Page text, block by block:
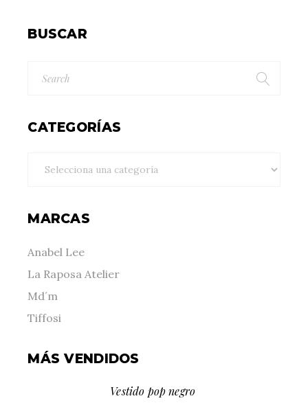
BUSCAR
for:
CATEGORÍAS
MARCAS
Anabel Lee
La Raposa Atelier
Md´m
Tiffosi
MÁS VENDIDOS
Vestido pop negro